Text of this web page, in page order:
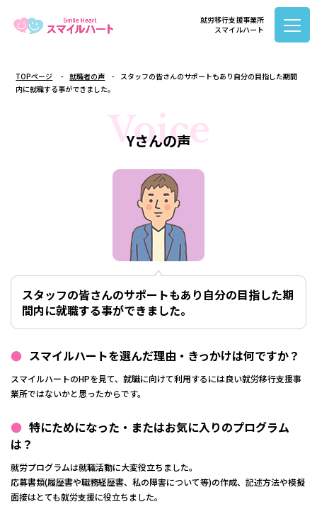
就労移行支援事業所
スマイルハート
TOPページ 就職者の声
スタッフの皆さんのサポートもあり自分の目指した期間
内に就職する事ができました。
Yさんの声
Voice
スタッフの皆さんのサポートもあり自分の目指した期
間内に就職する事ができました。
スマイルハートを選んだ理由・きっかけは何ですか？
スマイルハートのHPを見て、就職に向けて利用するには良い就労移行支援事
業所ではないかと思ったからです。
特にためになった・またはお気に入りのプログラム
は？
就労プログラムは就職活動に大変役立ちました。
応募書類(履歴書や職務経歴書、私の障害について等)の作成、記述方法や模擬
面接はとても就労支援に役立ちました。